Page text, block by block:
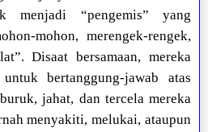
menjadi “pengemis” yang
mohon, merengek-rengek,
Disaat bersamaan, mereka
bertanggung-jawab atas
jahat, dan tercela mereka
menyakiti, melukai, ataupun